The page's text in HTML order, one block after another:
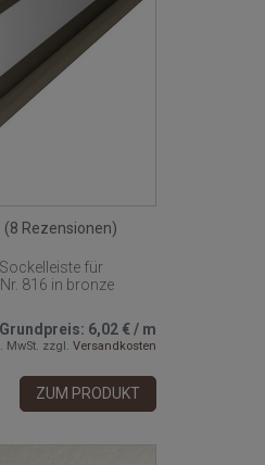
(8 Rezensionen)
für
816 in bronze
Grundpreis: 6,02 €/ m
MwSt. zzgl. Versandkosten
ZUM PRODUKT